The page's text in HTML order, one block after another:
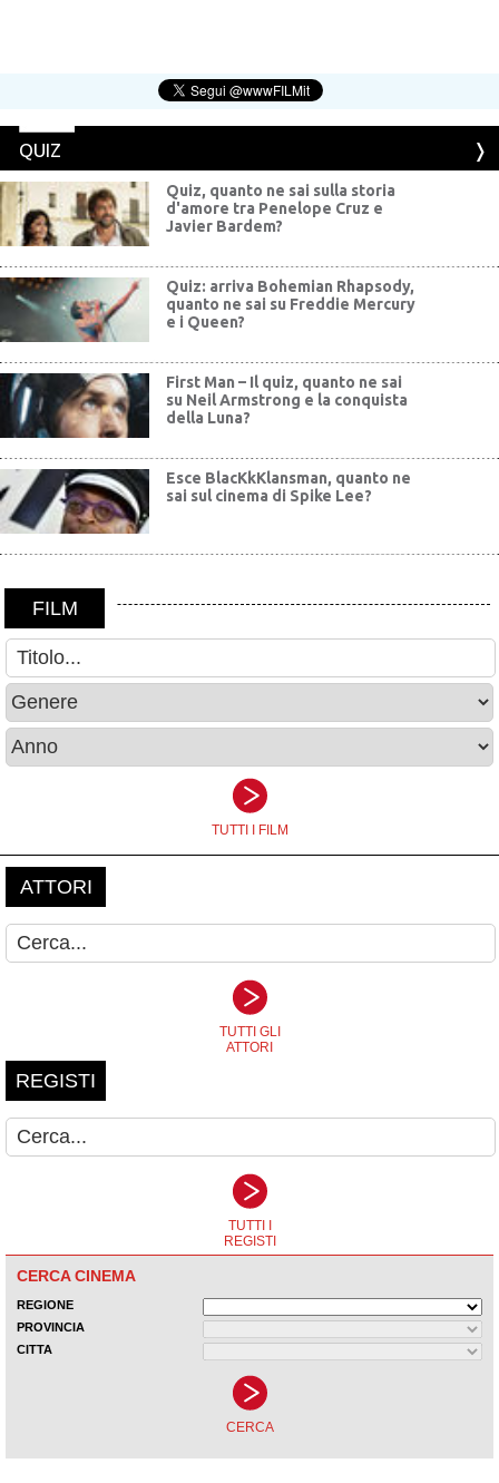
QUIZ
Quiz, quanto ne sai sulla storia
d'amore tra Penelope Cruz e
Javier Bardem?
Quiz: arriva Bohemian Rhapsody,
quanto ne sai su Freddie Mercury
e i Queen?
First Man – Il quiz, quanto ne sai
su Neil Armstrong e la conquista
della Luna?
Esce BlacKkKlansman, quanto ne
sai sul cinema di Spike Lee?